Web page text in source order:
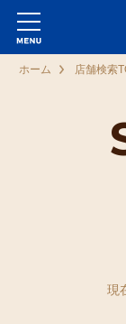
ホーム 店舗検索
現